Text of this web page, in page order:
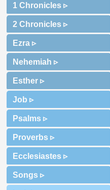
1 Chronicles ▹
2 Chronicles ▹
Ezra ▹
Nehemiah ▹
Esther ▹
Job ▹
Psalms ▹
Proverbs ▹
Ecclesiastes ▹
Songs ▹